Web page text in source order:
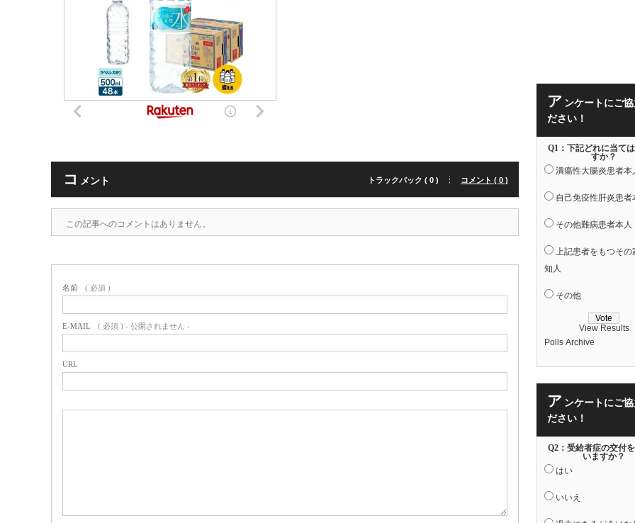
コ メント トラックバック ( 0 ) コメント ( 0 )
この記事へのコメントはありません。
名前 ( 必須 )
E-MAIL ( 必須 ) - 公開されません -
URL
ア ンケートにご
ださい！
Q1：下記どれに当て
すか？
潰瘍性大腸炎患者本
自己免疫性肝炎患者
その他難病患者本人
上記患者をもつその
知人
その他
View Results
Polls Archive
ア ンケートにご
ださい！
Q2：受給者症の交付
いますか？
はい
いいえ